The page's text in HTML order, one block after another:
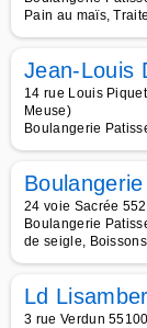
Pain au maïs,
Jean-Louis
14 rue Louis
Meuse)
Boulangerie
24 voie Sacrée
Boulangerie
de seigle, Boissons
Ld
3 rue Verdun